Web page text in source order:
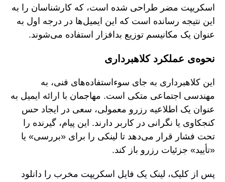
اسکریپت مضر طراحی شده است، که کارشناسان را به
این نتیجه رسانده است که این ایمیل‌ها در درجه اول به
عنوان یک مکانیسم توزیع بدافزار استفاده می‌شوند.
نحوه‌ی عملکرد کلاهبرداری
این کلاهبرداری به جای سوءاستفاده‌های فنی، به
مهندسی اجتماعی متکی است. مهاجمان با ارائه ایمیل به
عنوان یک اطلاعیه رزرو معمولی، سعی در ایجاد حس
کنجکاوی یا نگرانی در کاربر دارند. این پیام، گیرنده را
تحت فشار قرار می‌دهد تا لینکی را برای «بررسی» یا
«تأیید» جزئیات رزرو باز کند.
پس از کلیک، لینک یک فایل اسکریپت مخرب را دانلود